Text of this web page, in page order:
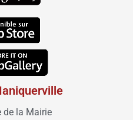
de la Mairie